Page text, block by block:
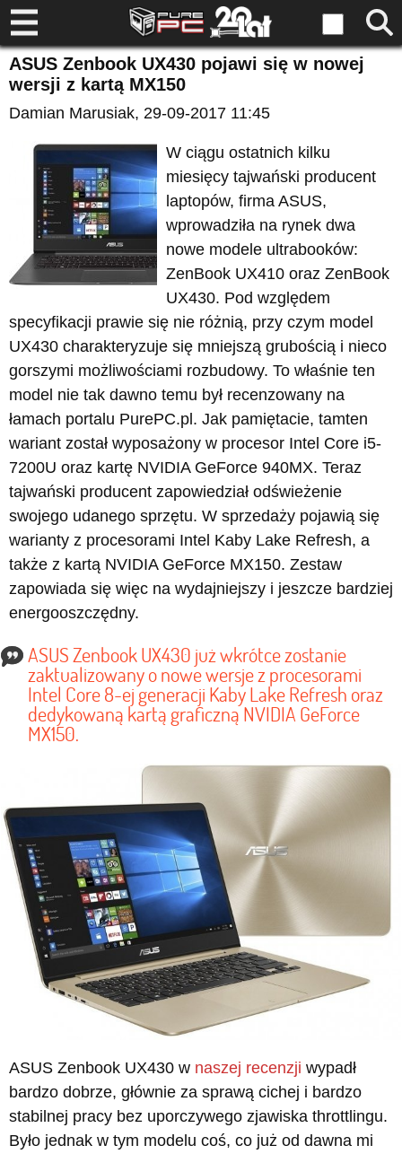
ASUS Zenbook UX430 pojawi się w nowej
wersji z kartą MX150
Damian Marusiak, 29-09-2017 11:45
W ciągu ostatnich kilku
miesięcy tajwański producent
laptopów, firma ASUS,
wprowadziła na rynek dwa
nowe modele ultrabooków:
ZenBook UX410 oraz ZenBook
UX430. Pod względem
specyfikacji prawie się nie różnią, przy czym model
UX430 charakteryzuje się mniejszą grubością i nieco
gorszymi możliwościami rozbudowy. To właśnie ten
model nie tak dawno temu był recenzowany na
łamach portalu PurePC.pl. Jak pamiętacie, tamten
wariant został wyposażony w procesor Intel Core i5-
7200U oraz kartę NVIDIA GeForce 940MX. Teraz
tajwański producent zapowiedział odświeżenie
swojego udanego sprzętu. W sprzedaży pojawią się
warianty z procesorami Intel Kaby Lake Refresh, a
także z kartą NVIDIA GeForce MX150. Zestaw
zapowiada się więc na wydajniejszy i jeszcze bardziej
energooszczędny.
ASUS Zenbook UX430 już wkrótce zostanie
zaktualizowany o nowe wersje z procesorami
Intel Core 8-ej generacji Kaby Lake Refresh oraz
dedykowaną kartą graficzną NVIDIA GeForce
MX150.
ASUS Zenbook UX430 w naszej recenzji wypadł
bardzo dobrze, głównie za sprawą cichej i bardzo
stabilnej pracy bez uporczywego zjawiska throttlingu.
Było jednak w tym modelu coś, co już od dawna mi